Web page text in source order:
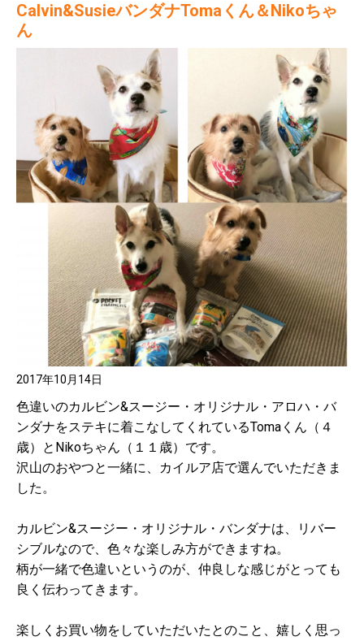
Calvin&SusieバンダナTomaくん＆Nikoちゃ
ん
2017年10月14日
色違いのカルビン&スージー・オリジナル・アロハ・バ
ンダナをステキに着こなしてくれているTomaくん（４
歳）とNikoちゃん（１１歳）です。
沢山のおやつと一緒に、カイルア店で選んでいただきま
した。
カルビン&スージー・オリジナル・バンダナは、リバー
シブルなので、色々な楽しみ方ができますね。
柄が一緒で色違いというのが、仲良しな感じがとっても
良く伝わってきます。
楽しくお買い物をしていただいたとのこと、嬉しく思っ